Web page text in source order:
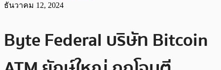
ธันวาคม 12, 2024
Byte Federal บริษัท Bitcoin